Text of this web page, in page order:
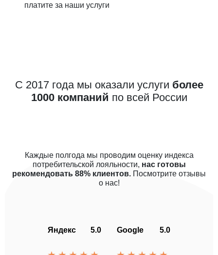
платите за наши услуги
С 2017 года мы оказали услуги более
1000 компаний по всей России
Каждые полгода мы проводим оценку индекса
потребительской лояльности, нас готовы
рекомендовать 88% клиентов. Посмотрите отзывы
о нас!
Яндекс 5.0 Google 5.0